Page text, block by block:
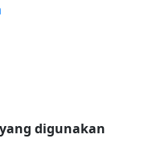
digunakan